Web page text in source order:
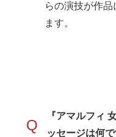
らの演技が作
ます。
Q
『アマルフィ
ッセージは何